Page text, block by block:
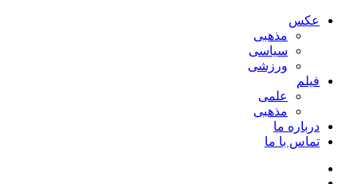
عکس
مذهبی
سیاسی
ورزشی
فیلم
علمی
مذهبی
درباره ما
تماس با ما